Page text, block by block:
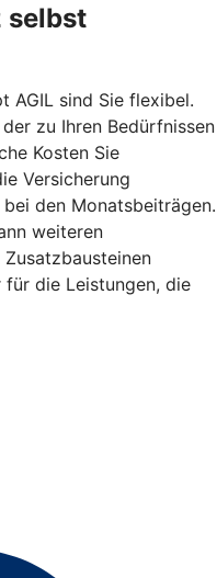
selbst
AGIL sind Sie flexibel.
zu Ihren Bedürfnissen
Kosten Sie
Versicherung
den Monatsbeiträgen.
weiteren
für die Leistungen, die